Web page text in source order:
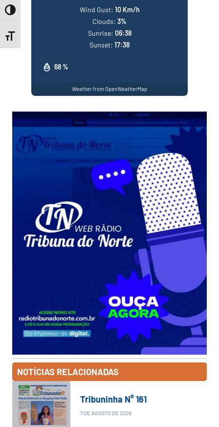
Toggle High Contrast
Toggle Font size
68 %
Wind Gust: 10 Km/h
Clouds: 3%
Sunrise: 06:38
Sunset: 17:38
Weather from OpenWeatherMap
NOTÍCIAS RELACIONADAS
Tribuninha N° 161
7 DE AGOSTO DE 2026